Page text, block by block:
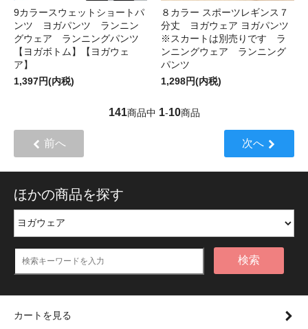
9カラースウェットショートパ
ンツ ヨガパンツ ランニン
グウェア ランニングパンツ
【ヨガボトム】【ヨガウェ
ア】
1,397円(内税)
８カラー スポーツレギンス７
分丈 ヨガウェア ヨガパンツ
※スカートは別売りです ラ
ンニングウェア ランニング
パンツ
1,298円(内税)
141商品中 1-10商品
前へ 次へ
ほかの商品を探す
検索
カートを見る